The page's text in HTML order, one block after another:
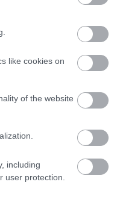
like cookies on
of the website
including
user protection.